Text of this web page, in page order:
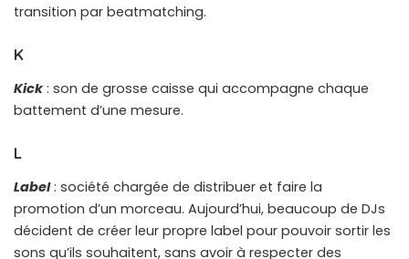
transition par beatmatching.
K
Kick: son de grosse caisse qui accompagne chaque
battement d’une mesure.
L
Label: société chargée de distribuer et faire la
promotion d’un morceau. Aujourd’hui, beaucoup de DJs
décident de créer leur propre label pour pouvoir sortir les
sons qu’ils souhaitent, sans avoir à respecter des